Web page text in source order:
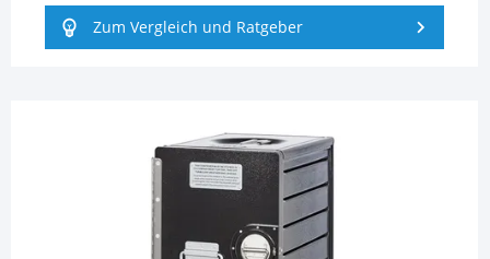
Zum Vergleich und Ratgeber